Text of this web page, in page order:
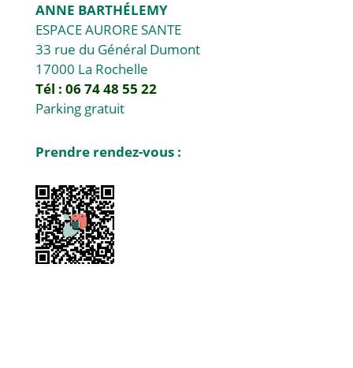
ANNE BARTHÉLEMY
ESPACE AURORE SANTE
33 rue du Général Dumont
17000 La Rochelle
Tél : 06 74 48 55 22
Parking gratuit
Prendre rendez-vous :